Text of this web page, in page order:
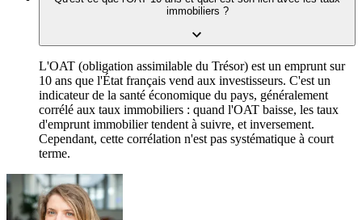
immobiliers ?
L'OAT (obligation assimilable du Trésor) est un emprunt sur
10 ans que l'État français vend aux investisseurs. C'est un
indicateur de la santé économique du pays, généralement
corrélé aux taux immobiliers : quand l'OAT baisse, les taux
d'emprunt immobilier tendent à suivre, et inversement.
Cependant, cette corrélation n'est pas systématique à court
terme.